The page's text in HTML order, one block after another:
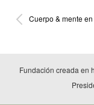
Cuerpo & mente
Fundación creada en